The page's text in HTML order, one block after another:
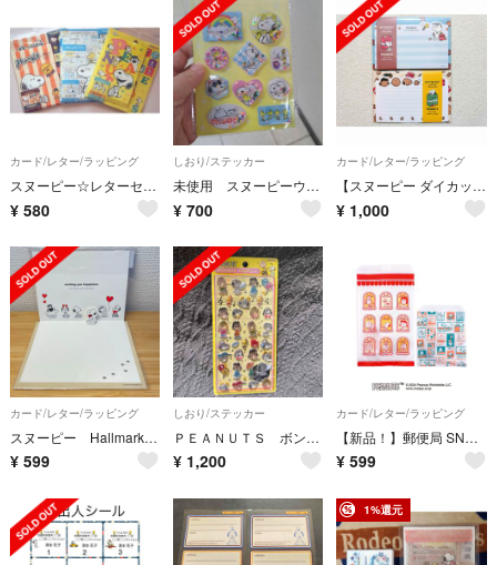
カード/レター/ラッピング
スヌーピー☆レターセット３セット
¥ 580
しおり/ステッカー
未使用 スヌーピーウォーターシール
¥ 700
カード/レター/ラッピング
【スヌーピー ダイカットレター2点】大人気キャラクター 水色 白 クッキー 便箋
¥ 1,000
カード/レター/ラッピング
スヌーピー Hallmark 立体メッセージカードPEANUTS
¥ 599
しおり/ステッカー
ＰＥＡＮＵＴＳ ボンボンドロップシール スヌーピー＆フレンズ
¥ 1,200
カード/レター/ラッピング
【新品！】郵便局 SNOOPY ちょこっと袋セット
¥ 599
1%還元